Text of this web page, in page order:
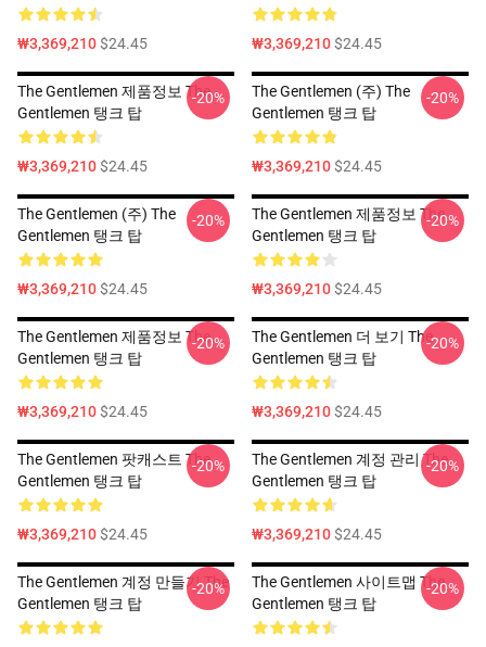
₩3,369,210$24.45 ₩3,369,210$24.45
The Gentlemen 제품정보 The
Gentlemen 탱크 탑
₩3,369,210$24.45
-20%
The Gentlemen (주) The
Gentlemen 탱크 탑
₩3,369,210$24.45
-20%
The Gentlemen (주) The
Gentlemen 탱크 탑
₩3,369,210$24.45
-20%
The Gentlemen 제품정보 The
Gentlemen 탱크 탑
₩3,369,210$24.45
-20%
The Gentlemen 제품정보 The
Gentlemen 탱크 탑
₩3,369,210$24.45
-20%
The Gentlemen 더 보기 The
Gentlemen 탱크 탑
₩3,369,210$24.45
-20%
The Gentlemen 팟캐스트 The
Gentlemen 탱크 탑
₩3,369,210$24.45
-20%
The Gentlemen 계정 관리 The
Gentlemen 탱크 탑
₩3,369,210$24.45
-20%
The Gentlemen 계정 만들기 The
Gentlemen 탱크 탑
-20%
The Gentlemen 사이트맵 The
Gentlemen 탱크 탑
-20%